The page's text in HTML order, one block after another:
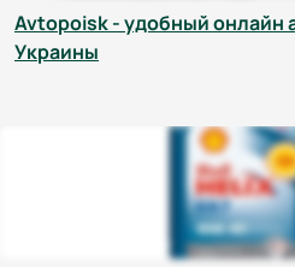
Avtopoisk - удобный онлайн
Украины